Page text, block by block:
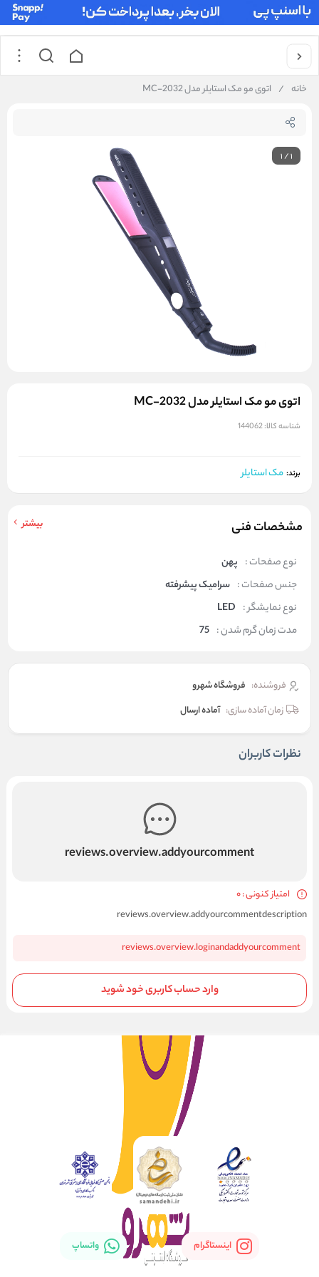
خانه / اتوی مو مک استایلر مدل MC-2032
1/1
اتوی مو مک استایلر مدل MC-2032
شناسه کالا:144062
برند: مک استایلر
مشخصات فنی بیشتر
نوع صفحات : پهن
جنس صفحات : سرامیک پیشرفته
نوع نمایشگر : LED
مدت زمان گرم شدن : 75
فروشنده: فروشگاه شهرو
زمان آماده سازی: آماده ارسال
نظرات کاربران
reviews.overview.addyourcomment
امتیاز کنونی : 0
reviews.overview.addyourcommentdescription
reviews.overview.loginandaddyourcomment
وارد حساب کاربری خود شوید
اینستاگرام واتساپ